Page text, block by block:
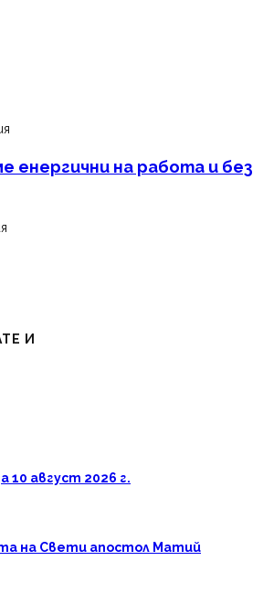
енергични на работа и без
И
10 август 2026 г.
на Свети апостол Матий